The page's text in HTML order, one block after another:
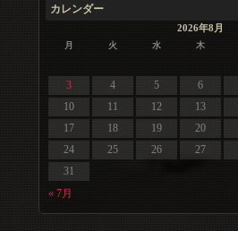
カレンダー
2026年8月
月 火 水 木
« 7月
3
4 5 6
10
11 12 13
17
18 19 20
24
25 26 27
31